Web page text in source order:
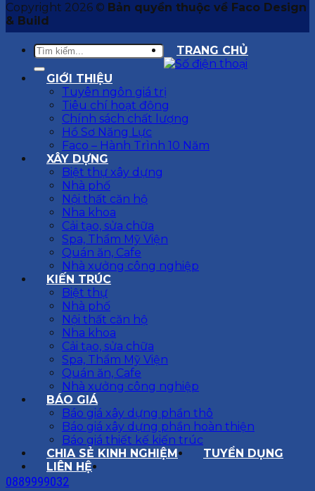
Copyright 2026 © Bản quyền thuộc về Faco Design
& Build
TRANG CHỦ
GIỚI THIỆU
Tuyên ngôn giá trị
Tiêu chí hoạt động
Chính sách chất lượng
Hồ Sơ Năng Lực
Faco – Hành Trình 10 Năm
XÂY DỰNG
Biệt thự xây dựng
Nhà phố
Nội thất căn hộ
Nha khoa
Cải tạo, sửa chữa
Spa, Thẩm Mỹ Viện
Quán ăn, Cafe
Nhà xưởng công nghiệp
KIẾN TRÚC
Biệt thự
Nhà phố
Nội thất căn hộ
Nha khoa
Cải tạo, sửa chữa
Spa, Thẩm Mỹ Viện
Quán ăn, Cafe
Nhà xưởng công nghiệp
BÁO GIÁ
Báo giá xây dựng phần thô
Báo giá xây dựng phần hoàn thiện
Báo giá thiết kế kiến trúc
CHIA SẺ KINH NGHIỆM
TUYỂN DỤNG
LIÊN HỆ
0889999032